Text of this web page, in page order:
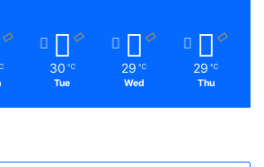
30 ℃
Tue
29 ℃
Wed
29 ℃
Thu